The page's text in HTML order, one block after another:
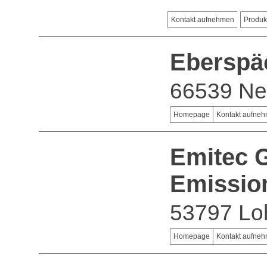
Kontakt aufnehmen
66539
Homepage Kontakt
Emitec
53797
Homepage Kontakt